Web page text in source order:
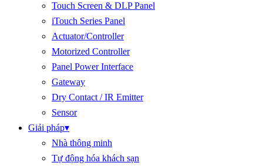
Touch Screen & DLP Panel
iTouch Series Panel
Actuator/Controller
Motorized Controller
Panel Power Interface
Gateway
Dry Contact / IR Emitter
Sensor
Giải pháp▾
Nhà thông minh
Tự động hóa khách sạn